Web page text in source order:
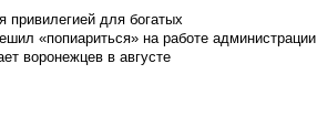
привилегией для богатых
«попиариться» на работе администрации
воронежцев в августе